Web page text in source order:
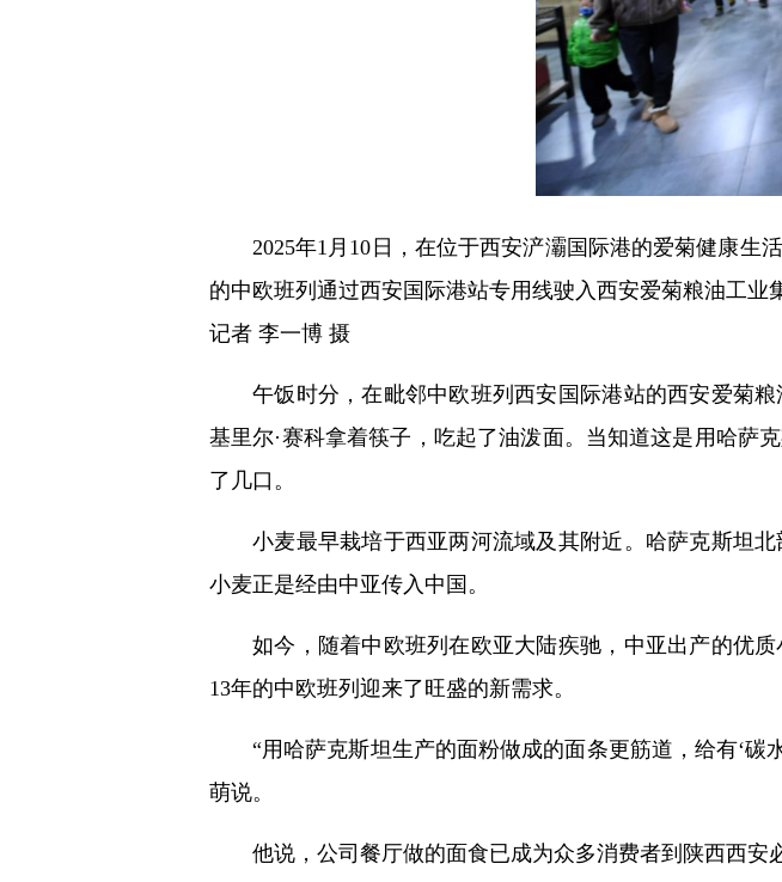
2025年1月10日，在位于西安浐灞国际港的爱菊健康生
的中欧班列通过西安国际港站专用线驶入西安爱菊粮油工
记者 李一博 摄
午饭时分，在毗邻中欧班列西安国际港站的西安爱菊
基里尔·赛科拿着筷子，吃起了油泼面。当知道这是用哈萨
了几口。
小麦最早栽培于西亚两河流域及其附近。哈萨克斯坦
小麦正是经由中亚传入中国。
如今，随着中欧班列在欧亚大陆疾驰，中亚出产的优
13年的中欧班列迎来了旺盛的新需求。
“用哈萨克斯坦生产的面粉做成的面条更筋道，给有‘
萌说。
他说，公司餐厅做的面食已成为众多消费者到陕西西